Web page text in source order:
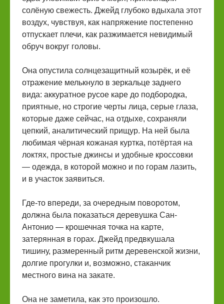
солёную свежесть. Джейд глубоко вдыхала этот
воздух, чувствуя, как напряжение постепенно
отпускает плечи, как разжимается невидимый
обруч вокруг головы.
Она опустила солнцезащитный козырёк, и её
отражение мелькнуло в зеркальце заднего
вида: аккуратное русое каре до подбородка,
приятные, но строгие черты лица, серые глаза,
которые даже сейчас, на отдыхе, сохраняли
цепкий, аналитический прищур. На ней была
любимая чёрная кожаная куртка, потёртая на
локтях, простые джинсы и удобные кроссовки
— одежда, в которой можно и по горам лазить,
и в участок заявиться.
Где-то впереди, за очередным поворотом,
должна была показаться деревушка Сан-
Антонио — крошечная точка на карте,
затерянная в горах. Джейд предвкушала
тишину, размеренный ритм деревенской жизни,
долгие прогулки и, возможно, стаканчик
местного вина на закате.
Она не заметила, как это произошло.